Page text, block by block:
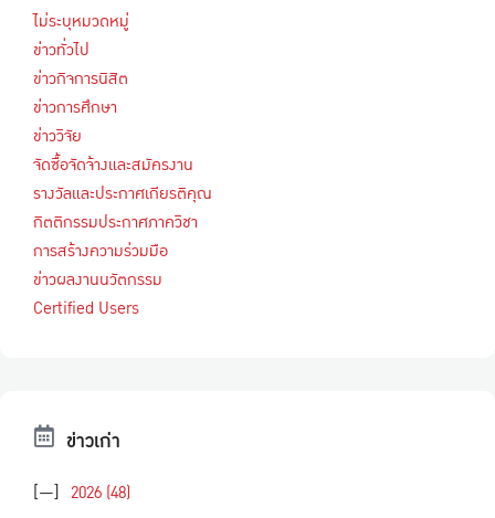
ไม่ระบุหมวดหมู่
ข่าวทั่วไป
ข่าวกิจการนิสิต
ข่าวการศึกษา
ข่าววิจัย
จัดซื้อจัดจ้างและสมัครงาน
รางวัลและประกาศเกียรติคุณ
กิตติกรรมประกาศภาควิชา
การสร้างความร่วมมือ
ข่าวผลงานนวัตกรรม
Certified Users
ข่าวเก่า
[—] 2026 (48)